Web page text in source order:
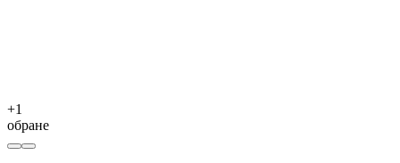
+1
обране